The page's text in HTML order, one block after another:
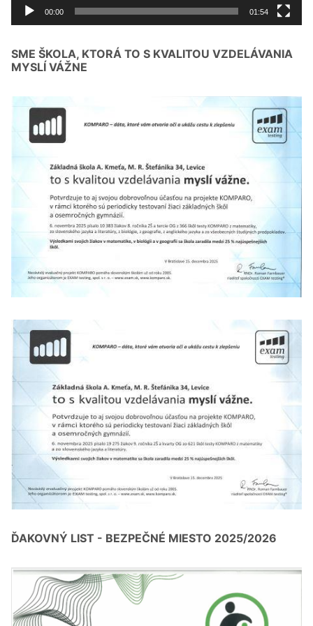
00:00 01:54
SME ŠKOLA, KTORÁ TO S KVALITOU VZDELÁVANIA
MYSLÍ VÁŽNE
ĎAKOVNÝ LIST - BEZPEČNÉ MIESTO 2025/2026